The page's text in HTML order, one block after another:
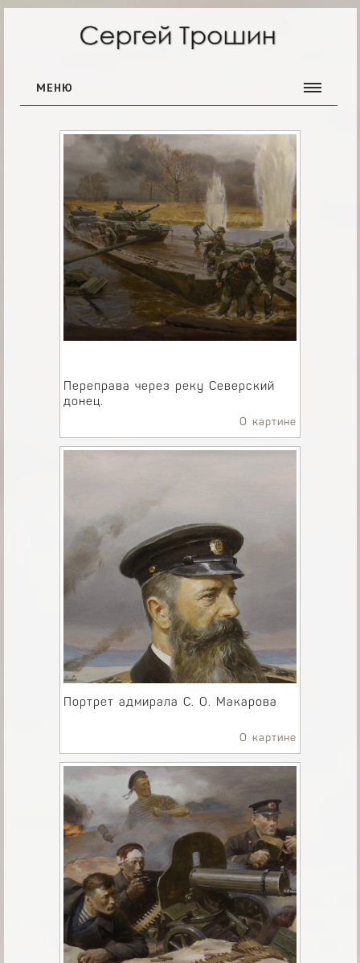
МЕНЮ
ГАЛЕРЕЯ
ОБ АВТОРЕ
НОВОСТИ
КОНТАКТЫ
Переправа через реку Северский
донец.
О картине
Портрет адмирала С. О. Макарова
О картине